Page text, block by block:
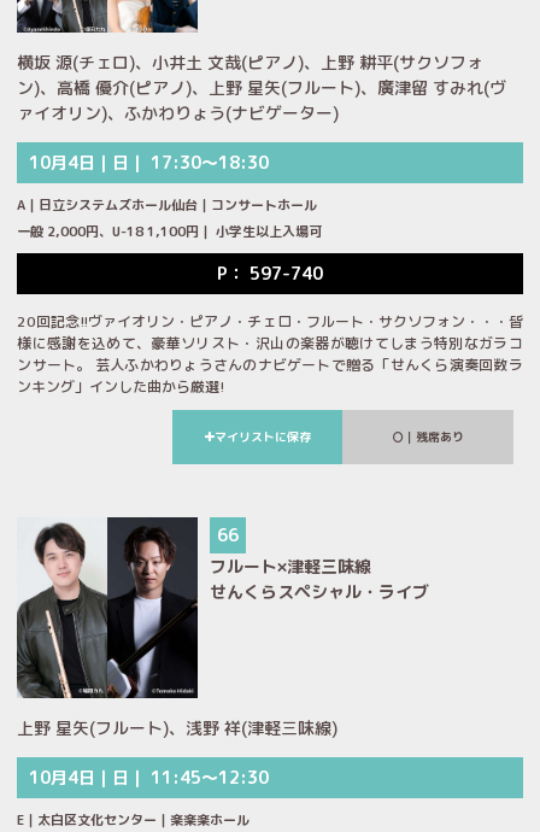
横坂 源(チェロ)、小井土 文哉(ピアノ)、上野 耕平(サクソフォ
ン)、高橋 優介(ピアノ)、上野 星矢(フルート)、廣津留 すみれ(ヴ
ァイオリン)、ふかわりょう(ナビゲーター)
10月4日｜日｜ 17:30～18:30
A｜日立システムズホール仙台｜コンサートホール
一般 2,000円、U-18 1,100円｜ 小学生以上入場可
P： 597-740
20回記念!!ヴァイオリン・ピアノ・チェロ・フルート・サクソフォン・・・皆
様に感謝を込めて、豪華ソリスト・沢山の楽器が聴けてしまう特別なガラコ
ンサート。 芸人ふかわりょうさんのナビゲートで贈る「せんくら演奏回数ラ
ンキング」インした曲から厳選!
マイリストに保存 ｜残席あり
66
フルート×津軽三味線
せんくらスペシャル・ライブ
上野 星矢(フルート)、浅野 祥(津軽三味線)
10月4日｜日｜ 11:45～12:30
E｜太白区文化センター｜楽楽楽ホール